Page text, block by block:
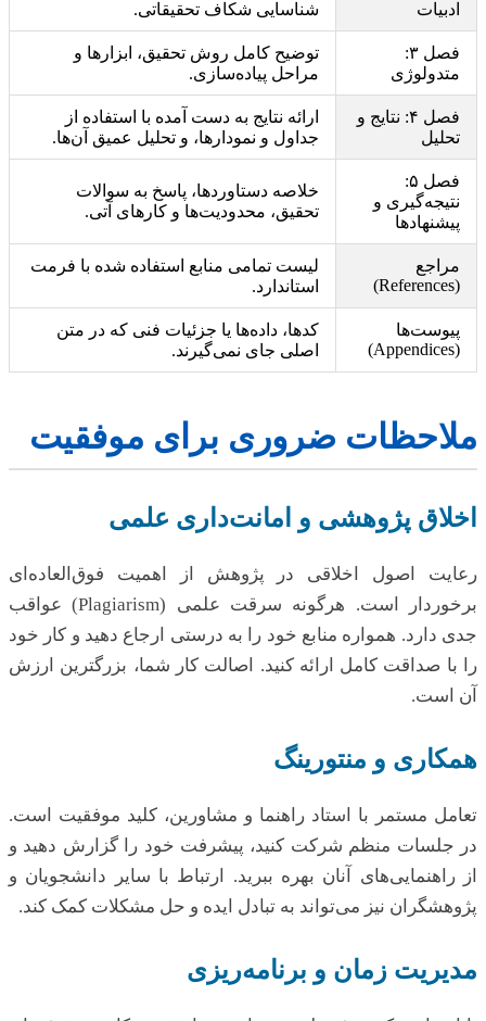
ادبیات شناسایی شکاف تحقیقاتی.
فصل ۳:
متدولوژی
توضیح کامل روش تحقیق، ابزارها و
مراحل پیاده‌سازی.
فصل ۴: نتایج و
تحلیل
ارائه نتایج به دست آمده با استفاده از
جداول و نمودارها، و تحلیل عمیق آن‌ها.
فصل ۵:
نتیجه‌گیری و
پیشنهادها
خلاصه دستاوردها، پاسخ به سوالات
تحقیق، محدودیت‌ها و کارهای آتی.
مراجع
(References)
لیست تمامی منابع استفاده شده با فرمت
استاندارد.
پیوست‌ها
(Appendices)
کدها، داده‌ها یا جزئیات فنی که در متن
اصلی جای نمی‌گیرند.
ملاحظات ضروری برای موفقیت
اخلاق پژوهشی و امانت‌داری علمی
رعایت اصول اخلاقی در پژوهش از اهمیت فوق‌العاده‌ای
برخوردار است. هرگونه سرقت علمی (Plagiarism) عواقب
جدی دارد. همواره منابع خود را به درستی ارجاع دهید و کار خود
را با صداقت کامل ارائه کنید. اصالت کار شما، بزرگترین ارزش
آن است.
همکاری و منتورینگ
تعامل مستمر با استاد راهنما و مشاورین، کلید موفقیت است.
در جلسات منظم شرکت کنید، پیشرفت خود را گزارش دهید و
از راهنمایی‌های آنان بهره ببرید. ارتباط با سایر دانشجویان و
پژوهشگران نیز می‌تواند به تبادل ایده و حل مشکلات کمک کند.
مدیریت زمان و برنامه‌ریزی